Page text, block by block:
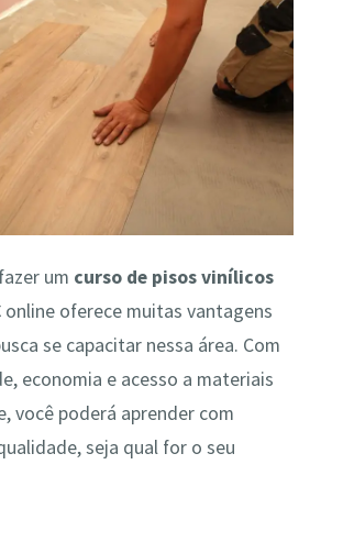
um curso de pisos vinílicos
online oferece muitas vantagens
se capacitar nessa área. Com
economia e acesso a materiais
você poderá aprender com
seja qual for o seu